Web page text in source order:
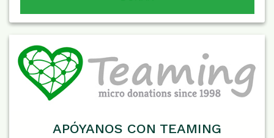
APÓYANOS CON TEAMING